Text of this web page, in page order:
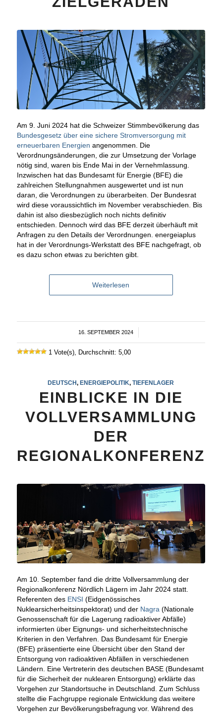
Am 9. Juni 2024 hat die Schweizer Stimmbevölkerung das
Bundesgesetz über eine sichere Stromversorgung mit
erneuerbaren Energien angenommen. Die
Verordnungsänderungen, die zur Umsetzung der Vorlage
nötig sind, waren bis Ende Mai in der Vernehmlassung.
Inzwischen hat das Bundesamt für Energie (BFE) die
zahlreichen Stellungnahmen ausgewertet und ist nun
daran, die Verordnungen zu überarbeiten. Der Bundesrat
wird diese voraussichtlich im November verabschieden. Bis
dahin ist also diesbezüglich noch nichts definitiv
entschieden. Dennoch wird das BFE derzeit überhäuft mit
Anfragen zu den Details der Verordnungen. energeiaplus
hat in der Verordnungs-Werkstatt des BFE nachgefragt, ob
es dazu schon etwas zu berichten gibt.
Weiterlesen
16. SEPTEMBER 2024
/
1 Vote(s), Durchschnitt: 5,00
DEUTSCH,ENERGIEPOLITIK,TIEFENLAGER
EINBLICKE IN DIE
VOLLVERSAMMLUNG
DER
REGIONALKONFERENZ
Am 10. September fand die dritte Vollversammlung der
Regionalkonferenz Nördlich Lägern im Jahr 2024 statt.
Referenten des ENSI (Eidgenössisches
Nuklearsicherheitsinspektorat) und der Nagra (Nationale
Genossenschaft für die Lagerung radioaktiver Abfälle)
informierten über Eignungs- und sicherheitstechnische
Kriterien in den Verfahren. Das Bundesamt für Energie
(BFE) präsentierte eine Übersicht über den Stand der
Entsorgung von radioaktiven Abfällen in verschiedenen
Ländern. Eine Vertreterin des deutschen BASE (Bundesamt
für die Sicherheit der nuklearen Entsorgung) erklärte das
Vorgehen zur Standortsuche in Deutschland. Zum Schluss
stellte die Fachgruppe regionale Entwicklung das weitere
Vorgehen zur Bevölkerungsbefragung vor. Während des